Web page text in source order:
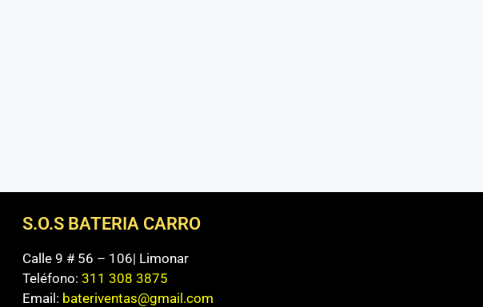
S.O.S BATERIA CARRO
Calle 9 # 56 – 106| Limonar
Teléfono:311 308 3875
Email: bateriventas@gmail.com